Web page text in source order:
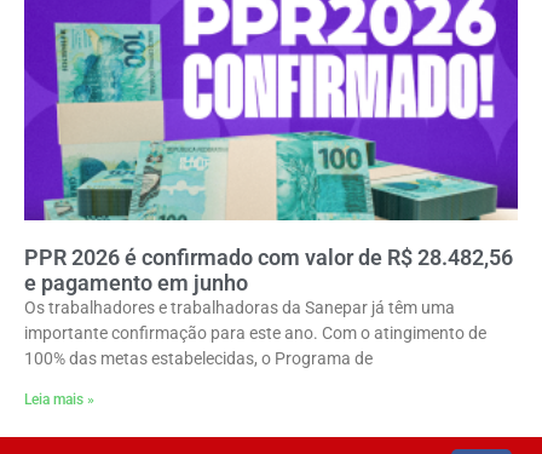
PPR 2026 é confirmado com valor de R$ 28.482,56
e pagamento em junho
Os trabalhadores e trabalhadoras da Sanepar já têm uma
importante confirmação para este ano. Com o atingimento de
100% das metas estabelecidas, o Programa de
Leia mais »